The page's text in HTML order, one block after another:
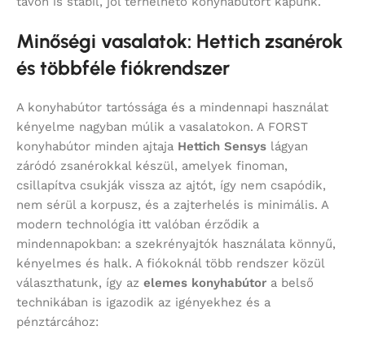
Minőségi vasalatok: Hettich zsanérok
és többféle fiókrendszer
A konyhabútor tartóssága és a mindennapi használat
kényelme nagyban múlik a vasalatokon. A FORST
konyhabútor minden ajtaja Hettich Sensys lágyan
záródó zsanérokkal készül, amelyek finoman,
csillapítva csukják vissza az ajtót, így nem csapódik,
nem sérül a korpusz, és a zajterhelés is minimális. A
modern technológia itt valóban érződik a
mindennapokban: a szekrényajtók használata könnyű,
kényelmes és halk. A fiókoknál több rendszer közül
választhatunk, így az elemes konyhabútor a belső
technikában is igazodik az igényekhez és a
pénztárcához: